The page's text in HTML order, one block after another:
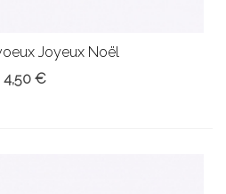
Joyeux Noël
4,50 €